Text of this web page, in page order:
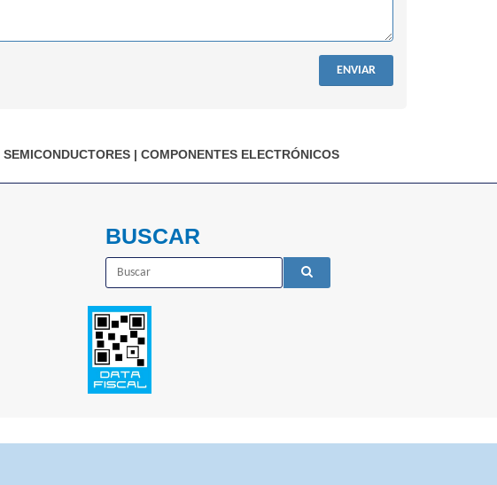
ENVIAR
SEMICONDUCTORES | COMPONENTES ELECTRÓNICOS
BUSCAR